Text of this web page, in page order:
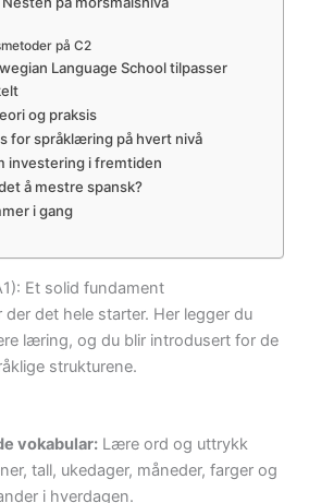
på C2
Language School tilpasser
og praksis
for språklæring på hvert nivå
investering i fremtiden
å mestre spansk?
i gang
Et solid fundament
det hele starter. Her legger du
læring, og du blir introdusert for de
strukturene.
vokabular: Lære ord og uttrykk
tall, ukedager, måneder, farger og
i hverdagen.